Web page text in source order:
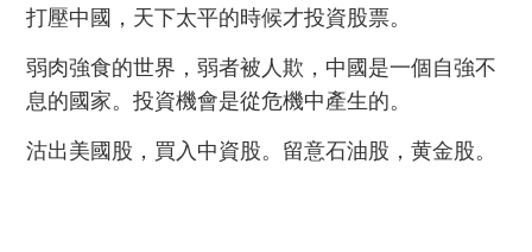
打壓中國，天下太平的時候才投資股票。
弱肉強食的世界，弱者被人欺，中國是一個自強不
息的國家。投資機會是從危機中產生的。
沽出美國股，買入中資股。留意石油股，黄金股。